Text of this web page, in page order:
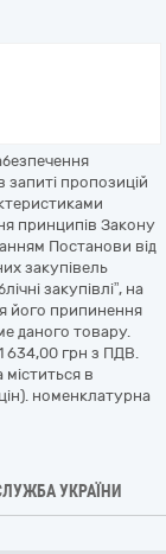
пропозицій
принципів Закону
Постанови від
закупівель
закупівлі”, на
його припинення
даного товару.
634,00 грн з ПДВ.
міститься в
номенклатурна
УКРАЇНИ